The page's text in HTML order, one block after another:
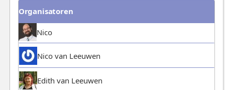
Organisatoren
Nico
Nico van Leeuwen
Edith van Leeuwen